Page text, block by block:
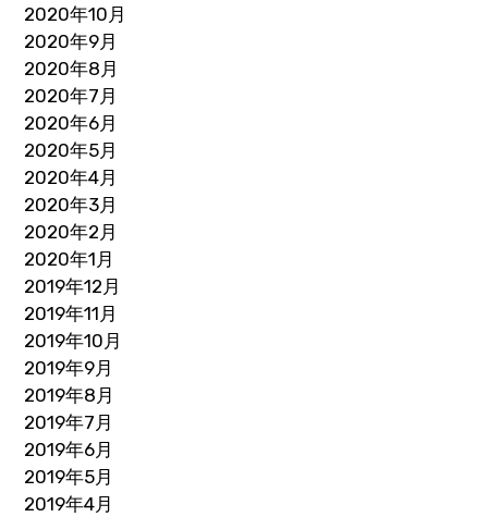
2020年10月
2020年9月
2020年8月
2020年7月
2020年6月
2020年5月
2020年4月
2020年3月
2020年2月
2020年1月
2019年12月
2019年11月
2019年10月
2019年9月
2019年8月
2019年7月
2019年6月
2019年5月
2019年4月